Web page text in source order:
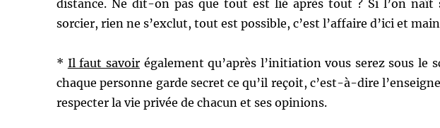
distance. Ne dit-on pas que tout est lié après tout ? Si l’on
sorcier, rien ne s’exclut, tout est possible, c’est l’affaire d’ici et
* Il faut savoirégalement qu’après l’initiation vous serez sous le
chaque personne garde secret ce qu’il reçoit, c’est-à-dire
respecter la vie privée de chacun et ses opinions.